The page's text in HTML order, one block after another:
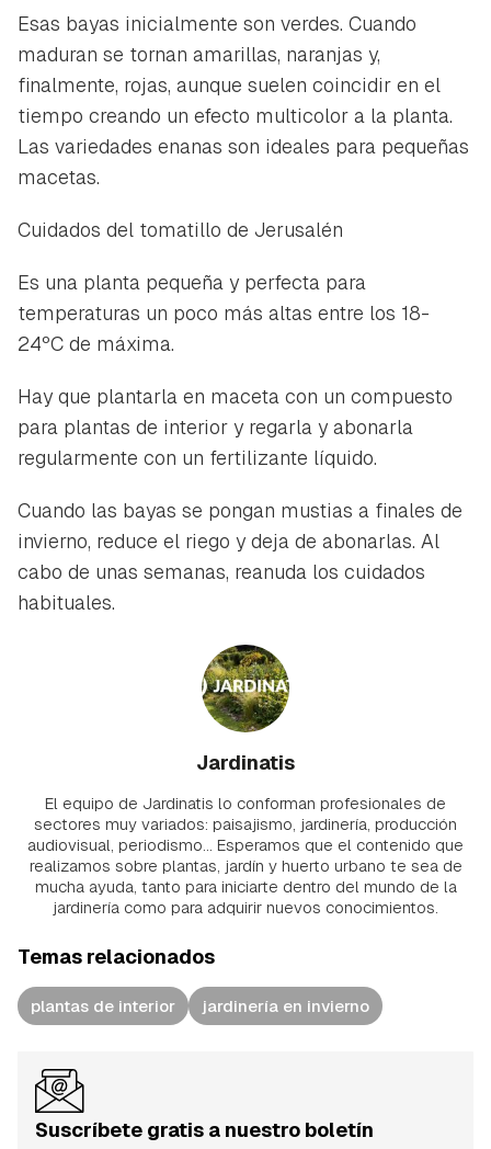
Esas bayas inicialmente son verdes. Cuando
maduran se tornan amarillas, naranjas y,
finalmente, rojas, aunque suelen coincidir en el
tiempo creando un efecto multicolor a la planta.
Las variedades enanas son ideales para pequeñas
macetas.
Cuidados del tomatillo de Jerusalén
Es una planta pequeña y perfecta para
temperaturas un poco más altas entre los 18-
24ºC de máxima.
Hay que plantarla en maceta con un compuesto
para plantas de interior y regarla y abonarla
regularmente con un fertilizante líquido.
Cuando las bayas se pongan mustias a finales de
invierno, reduce el riego y deja de abonarlas. Al
cabo de unas semanas, reanuda los cuidados
habituales.
Jardinatis
El equipo de Jardinatis lo conforman profesionales de
sectores muy variados: paisajismo, jardinería, producción
audiovisual, periodismo... Esperamos que el contenido que
realizamos sobre plantas, jardín y huerto urbano te sea de
mucha ayuda, tanto para iniciarte dentro del mundo de la
jardinería como para adquirir nuevos conocimientos.
Temas relacionados
plantas de interior jardinería en invierno
Suscríbete gratis a nuestro boletín